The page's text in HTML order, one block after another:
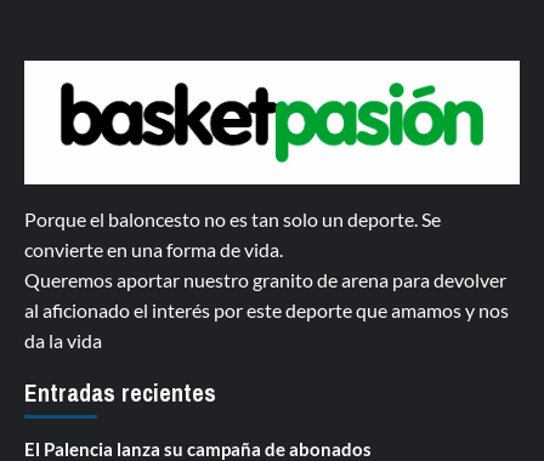
Porque el baloncesto no es tan solo un deporte. Se
convierte en una forma de vida.
Queremos aportar nuestro granito de arena para devolver
al aficionado el interés por este deporte que amamos y nos
da la vida
Entradas recientes
El Palencia lanza su campaña de abonados